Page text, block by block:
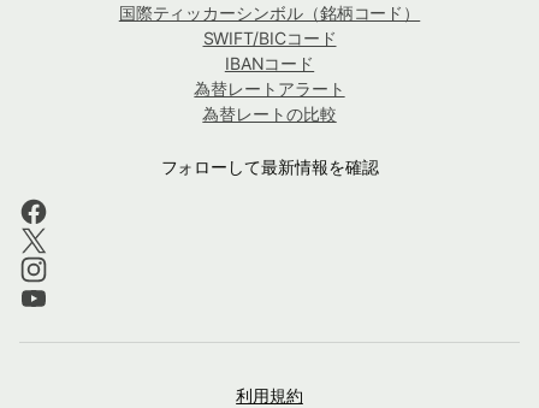
国際ティッカーシンボル（銘柄コード）
SWIFT/BICコード
IBANコード
為替レートアラート
為替レートの比較
フォローして最新情報を確認
利用規約